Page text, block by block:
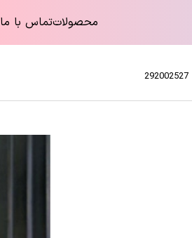
محصولاتتماس با ما